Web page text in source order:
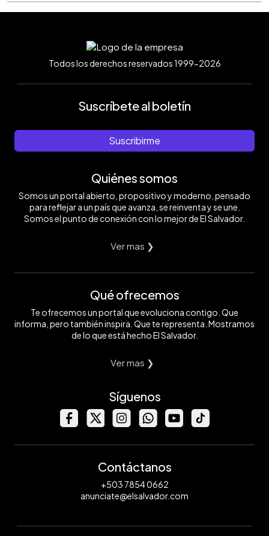
Todos los derechos reservados 1999-2026
Suscríbete al boletín
Suscribirme
Quiénes somos
Somos un portal abierto, propositivo y moderno, pensado
para reflejar a un país que avanza, se reinventa y se une.
Somos el punto de conexión con lo mejor de El Salvador.
Ver mas ❯
Qué ofrecemos
Te ofrecemos un portal que evoluciona contigo. Que
informa, pero también inspira. Que te representa. Mostramos
de lo que está hecho El Salvador.
Ver mas ❯
Síguenos
Contáctanos
+503 7854 0662
anunciate@elsalvador.com